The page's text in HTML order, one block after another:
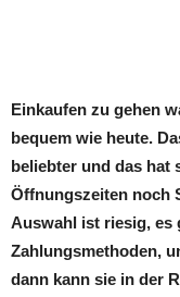
Einkaufen zu gehen
bequem wie heute.
beliebter und das hat
Öffnungszeiten noch
Auswahl ist riesig, es
Zahlungsmethoden,
dann kann sie in der